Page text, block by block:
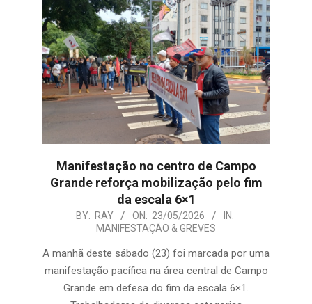
Manifestação no centro de Campo
Grande reforça mobilização pelo fim
da escala 6×1
23
BY: RAY ON: 23/05/2026
IN:
MANIFESTAÇÃO & GREVES
A manhã deste sábado (23) foi marcada por uma
manifestação pacífica na área central de Campo
Grande em defesa do fim da escala 6×1.